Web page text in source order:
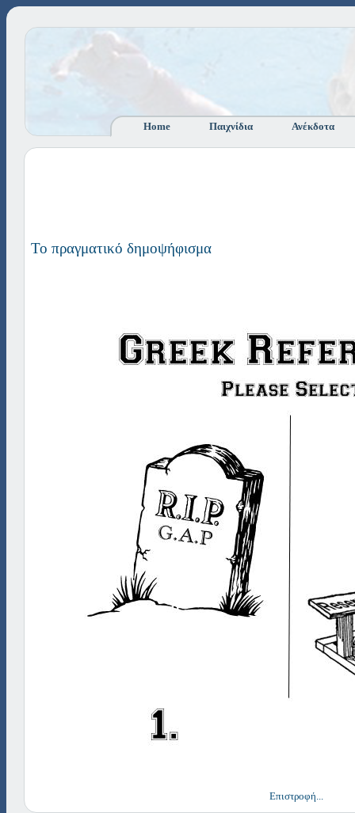
Home Παιχνίδια Ανέκδοτα
Το πραγματικό δημοψήφισμα
Επιστροφή...